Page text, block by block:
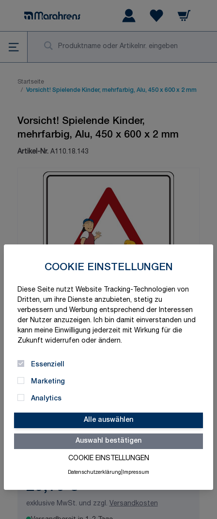
COOKIE EINSTELLUNGEN
Diese Seite nutzt Website Tracking-Technologien von
Dritten, um ihre Dienste anzubieten, stetig zu
verbessern und Werbung entsprechend der Interessen
der Nutzer anzuzeigen. Ich bin damit einverstanden und
kann meine Einwilligung jederzeit mit Wirkung für die
Zukunft widerrufen oder ändern.
Essenziell
Marketing
Analytics
Alle auswählen
Auswahl bestätigen
COOKIE EINSTELLUNGEN
Datenschutzerklärung Impressum
Warenkorb
Startseite
/ Vorsicht! Spielende Kinder, mehrfarbig, Alu, 450 x 600 x 2 mm
Vorsicht! Spielende Kinder,
mehrfarbig, Alu, 450 x 600 x 2 mm
Artikel-Nr. A110.18.143
Schnelle Lieferung
Made in Germany
ISO-zertifizierte Qualität
29,10 €
exklusive MwSt. und zzgl. Versandkosten